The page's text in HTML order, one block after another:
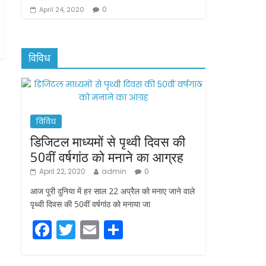
April 24, 2020 0
विविध
विविध
डिजिटल माध्यमों से पृथ्वी दिवस की
50वीं वर्षगांठ को मनाने का आग्रह
April 22, 2020 admin 0
आज पूरी दुनिया में हर साल 22 अप्रैल को मनाए जाने वाले
पृथ्वी दिवस की 50वीं वर्षगांठ को मनाया जा
F
a
T
w
E
m